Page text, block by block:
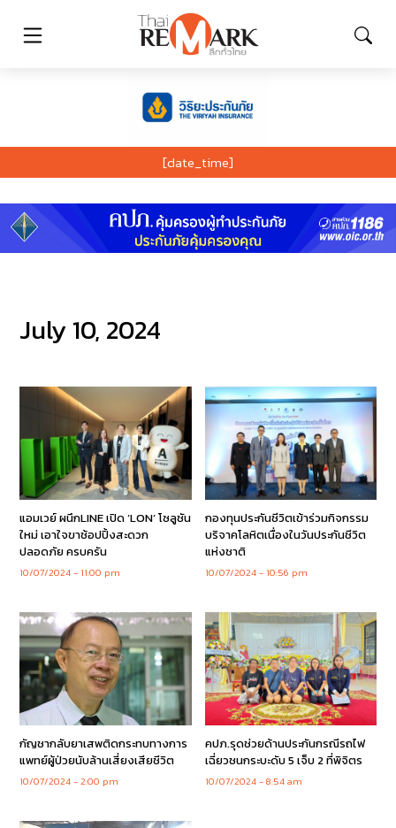
[date_time]
July 10, 2024
แอมเวย์ ผนึกLINE เปิด ‘LON’ โซลูชัน
ใหม่ เอาใจขาช้อปปิ้งสะดวก
ปลอดภัย ครบครัน
10/07/2024 11:00 pm
กองทุนประกันชีวิตเข้าร่วมกิจกรรม
บริจาคโลหิตเนื่องในวันประกันชีวิต
แห่งชาติ
10/07/2024 10:56 pm
กัญชากลับยาเสพติดกระทบทางการ
แพทย์ผู้ป่วยนับล้านเสี่ยงเสียชีวิต
10/07/2024 2:00 pm
คปภ.รุดช่วยด้านประกันกรณีรถไฟ
เฉี่ยวชนกระบะดับ 5 เจ็บ 2 ที่พิจิตร
10/07/2024 8:54 am